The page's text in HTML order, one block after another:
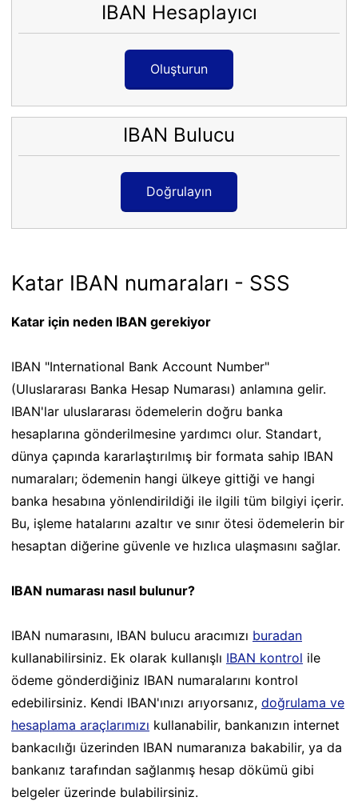
IBAN Hesaplayıcı
Oluşturun
IBAN Bulucu
Doğrulayın
Katar IBAN numaraları - SSS
Katar için neden IBAN gerekiyor
IBAN "International Bank Account Number"
(Uluslararası Banka Hesap Numarası) anlamına gelir.
IBAN'lar uluslararası ödemelerin doğru banka
hesaplarına gönderilmesine yardımcı olur. Standart,
dünya çapında kararlaştırılmış bir formata sahip IBAN
numaraları; ödemenin hangi ülkeye gittiği ve hangi
banka hesabına yönlendirildiği ile ilgili tüm bilgiyi içerir.
Bu, işleme hatalarını azaltır ve sınır ötesi ödemelerin bir
hesaptan diğerine güvenle ve hızlıca ulaşmasını sağlar.
IBAN numarası nasıl bulunur?
IBAN numarasını, IBAN bulucu aracımızı buradan
kullanabilirsiniz. Ek olarak kullanışlı IBAN kontrol ile
ödeme gönderdiğiniz IBAN numaralarını kontrol
edebilirsiniz. Kendi IBAN'ınızı arıyorsanız, doğrulama ve
hesaplama araçlarımızı kullanabilir, bankanızın internet
bankacılığı üzerinden IBAN numaranıza bakabilir, ya da
bankanız tarafından sağlanmış hesap dökümü gibi
belgeler üzerinde bulabilirsiniz.